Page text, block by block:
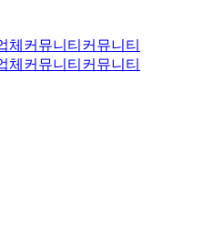
체 커뮤니티 커뮤니티
체 커뮤니티 커뮤니티